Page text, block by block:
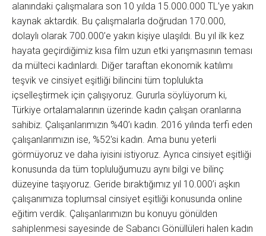
alanındaki çalışmalara son 10 yılda 15.000.000 TL’ye yakın
kaynak aktardık. Bu çalışmalarla doğrudan 170.000,
dolaylı olarak 700.000’e yakın kişiye ulaşıldı. Bu yıl ilk kez
hayata geçirdiğimiz kısa film uzun etki yarışmasının teması
da mülteci kadınlardı. Diğer taraftan ekonomik katılımı
teşvik ve cinsiyet eşitliği bilincini tüm toplulukta
içselleştirmek için çalışıyoruz. Gururla söylüyorum ki,
Türkiye ortalamalarının üzerinde kadın çalışan oranlarına
sahibiz. Çalışanlarımızın %40’ı kadın. 2016 yılında terfi eden
çalışanlarımızın ise, %52'si kadın. Ama bunu yeterli
görmüyoruz ve daha iyisini istiyoruz. Ayrıca cinsiyet eşitliği
konusunda da tüm topluluğumuzu aynı bilgi ve bilinç
düzeyine taşıyoruz. Geride bıraktığımız yıl 10.000’i aşkın
çalışanımıza toplumsal cinsiyet eşitliği konusunda online
eğitim verdik. Çalışanlarımızın bu konuyu gönülden
sahiplenmesi sayesinde de Sabancı Gönüllüleri halen kadın